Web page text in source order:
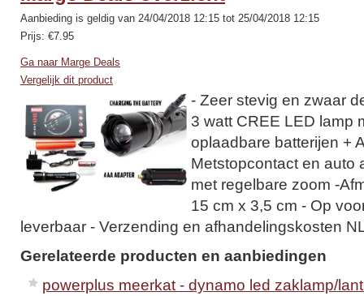
Aanbieding is geldig van 24/04/2018 12:15 tot 25/04/2018 12:15
Prijs: €7.95
Ga naar Marge Deals
Vergelijk dit product
- Zeer stevig en zwaar
3 watt CREE LED lamp
oplaadbare batterijen +
Metstopcontact en auto
met regelbare zoom -
15 cm x 3,5 cm - Op
leverbaar - Verzending en afhandelingskosten
Gerelateerde producten en aanbiedingen
powerplus meerkat - dynamo led zaklamp/